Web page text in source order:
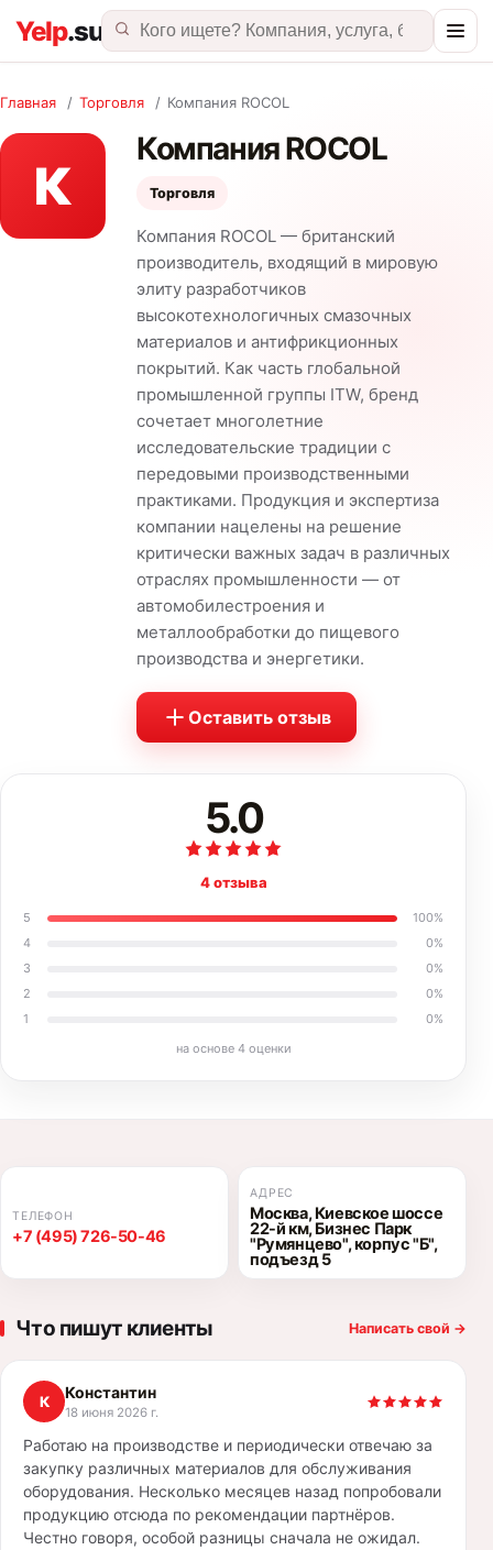
Главная / Торговля / Компания ROCOL
К
Компания ROCOL
Торговля
Компания ROCOL — британский
производитель, входящий в мировую
элиту разработчиков
высокотехнологичных смазочных
материалов и антифрикционных
покрытий. Как часть глобальной
промышленной группы ITW, бренд
сочетает многолетние
исследовательские традиции с
передовыми производственными
практиками. Продукция и экспертиза
компании нацелены на решение
критически важных задач в различных
отраслях промышленности — от
автомобилестроения и
металлообработки до пищевого
производства и энергетики.
Оставить отзыв
5.0
4 отзыва
5 100%
4
0%
3
0%
2
0%
1
0%
на основе 4 оценки
ТЕЛЕФОН
+7 (495) 726-50-46
АДРЕС
Москва, Киевское шоссе
22-й км, Бизнес Парк
"Румянцево", корпус "Б",
подъезд 5
Что пишут клиенты Написать свой →
К Константин
18 июня 2026 г.
Работаю на производстве и периодически отвечаю за
закупку различных материалов для обслуживания
оборудования. Несколько месяцев назад попробовали
продукцию отсюда по рекомендации партнёров.
Честно говоря, особой разницы сначала не ожидал.